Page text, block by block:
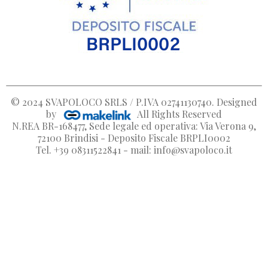
© 2024 SVAPOLOCO SRLS / P.IVA 02741130740. Designed
by
All Rights Reserved
N.REA BR-168477, Sede legale ed operativa: Via Verona 9,
72100 Brindisi - Deposito Fiscale BRPLI0002
Tel. +39 08311522841 - mail: info@svapoloco.it